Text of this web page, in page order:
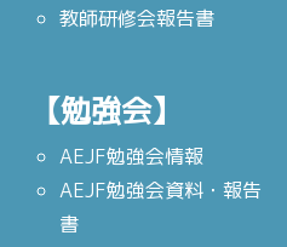
教師研修会報告書
【勉強会】
AEJF勉強会情報
AEJF勉強会資料・報告
書